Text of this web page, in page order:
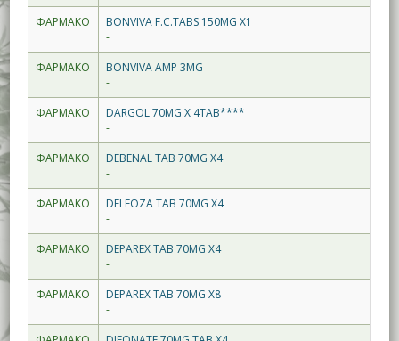
ΦΑΡΜΑΚΟ
BONVIVA F.C.TABS 150MG X1
-
ΦΑΡΜΑΚΟ
BONVIVA AMP 3MG
-
ΦΑΡΜΑΚΟ
DARGOL 70MG X 4TAB****
-
ΦΑΡΜΑΚΟ
DEBENAL TAB 70MG X4
-
ΦΑΡΜΑΚΟ
DELFOZA TAB 70MG X4
-
ΦΑΡΜΑΚΟ
DEPAREX TAB 70MG X4
-
ΦΑΡΜΑΚΟ
DEPAREX TAB 70MG X8
-